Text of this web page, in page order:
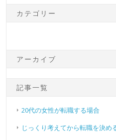
カテゴリー
アーカイブ
記事一覧
20代の女性が転職する場合
じっくり考えてから転職を決め